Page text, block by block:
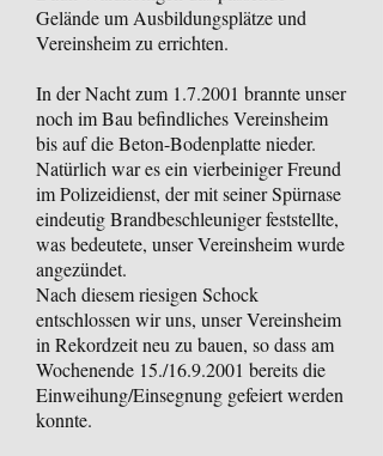
Gelände um Ausbildungsplätze und
Vereinsheim zu errichten.
In der Nacht zum 1.7.2001 brannte unser
noch im Bau befindliches Vereinsheim
bis auf die Beton-Bodenplatte nieder.
Natürlich war es ein vierbeiniger Freund
im Polizeidienst, der mit seiner Spürnase
eindeutig Brandbeschleuniger feststellte,
was bedeutete, unser Vereinsheim wurde
angezündet.
Nach diesem riesigen Schock
entschlossen wir uns, unser Vereinsheim
in Rekordzeit neu zu bauen, so dass am
Wochenende 15./16.9.2001 bereits die
Einweihung/Einsegnung gefeiert werden
konnte.